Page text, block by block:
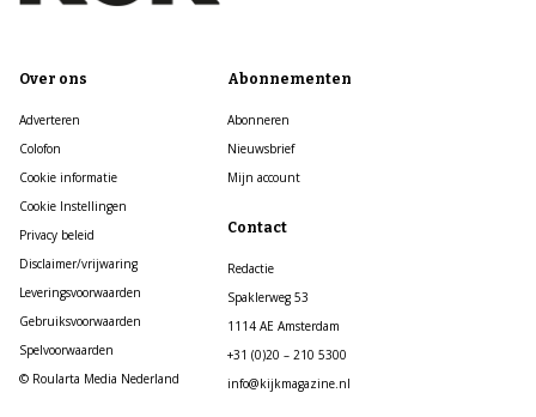
Over ons
Adverteren
Colofon
Cookie informatie
Cookie Instellingen
Privacy beleid
Disclaimer/vrijwaring
Leveringsvoorwaarden
Gebruiksvoorwaarden
Spelvoorwaarden
© Roularta Media Nederland
Abonnementen
Abonneren
Nieuwsbrief
Mijn account
Contact
Redactie
Spaklerweg 53
1114 AE Amsterdam
+31 (0)20 – 210 5300
info@kijkmagazine.nl